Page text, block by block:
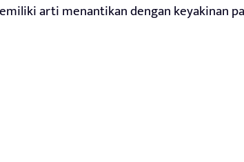
arti menantikan dengan keyakinan